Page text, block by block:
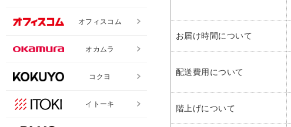
お届け時間について
配送費用について
階上げについて
オフィスコム
オカムラ
コクヨ
イトーキ